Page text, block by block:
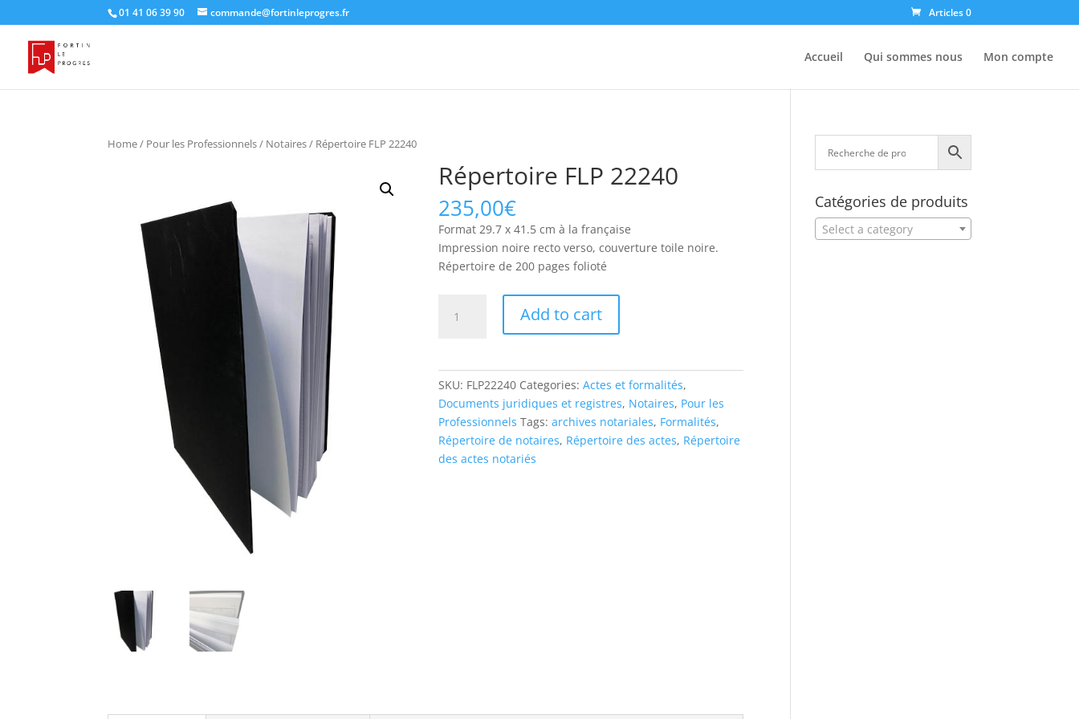
01 41 06 39 90 commande@fortinleprogres.fr Articles 0
Accueil Qui sommes nous Mon compte
Home/ Pour les Professionnels/ Notaires/ Répertoire FLP 22240
Répertoire FLP 22240
235,00€
Format 29.7 x 41.5 cm à la française
Impression noire recto verso, couverture toile noire.
Répertoire de 200 pages folioté
Add to cart
SKU: FLP22240 Categories:Actes et formalités,
Documents juridiques et registres, Notaires, Pour les
Professionnels Tags:archives notariales, Formalités,
Répertoire de notaires, Répertoire des actes, Répertoire
des actes notariés
Catégories de produits
Select a category